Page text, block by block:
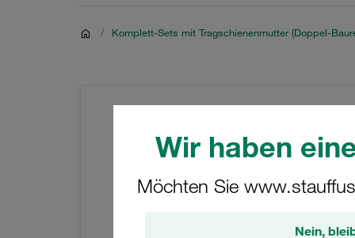
Wir haben
Möchten Sie
Nein,
/ Komplett-Sets mit Tragschienenmutter (Doppel-